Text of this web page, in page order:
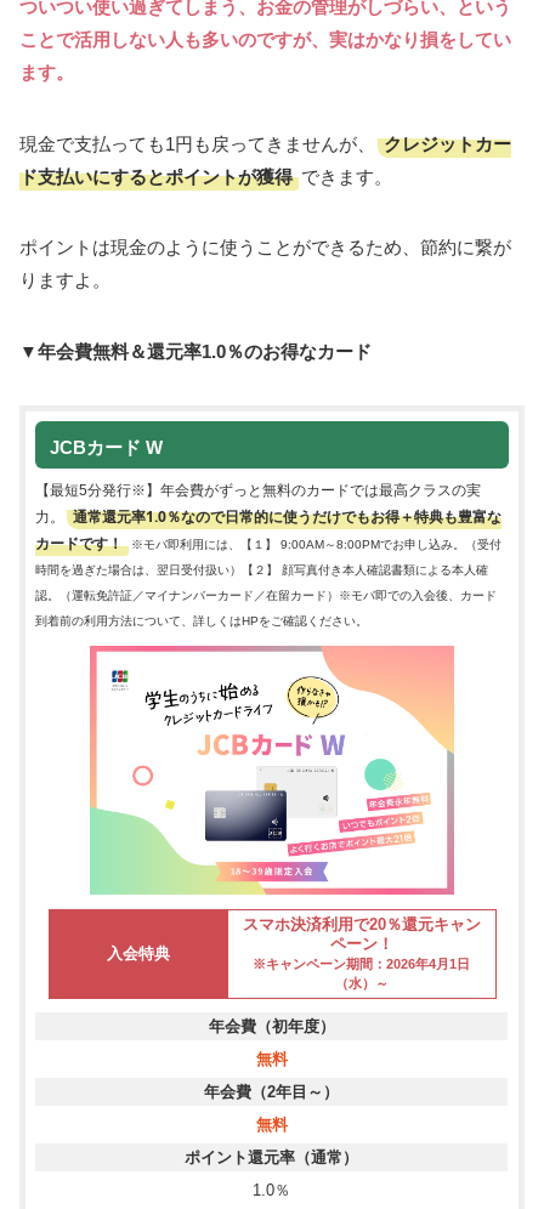
ついつい使い過ぎてしまう、お金の管理がしづらい、という
ことで活用しない人も多いのですが、実はかなり損をしてい
ます。
現金で支払っても1円も戻ってきませんが、
クレジットカー
ド支払いにするとポイントが獲得 できます。
ポイントは現金のように使うことができるため、節約に繋が
りますよ。
▼年会費無料＆還元率1.0％のお得なカード
JCBカード W
【最短5分発行※】年会費がずっと無料のカードでは最高クラスの実
力。
通常還元率1.0％なので日常的に使うだけでもお得＋特典も豊富な
カードです！
※モバ即利用には、【１】 9:00AM～8:00PMでお申し込み。（受付
時間を過ぎた場合は、翌日受付扱い）【２】 顔写真付き本人確認書類による本人確
認。（運転免許証／マイナンバーカード／在留カード）※モバ即での入会後、カード
到着前の利用方法について、詳しくはHPをご確認ください。
入会特典
スマホ決済利用で20％還元キャン
ペーン！
※キャンペーン期間：2026年4月1日
（水）～
年会費（初年度）
無料
年会費（2年目～）
無料
ポイント還元率（通常）
1.0％